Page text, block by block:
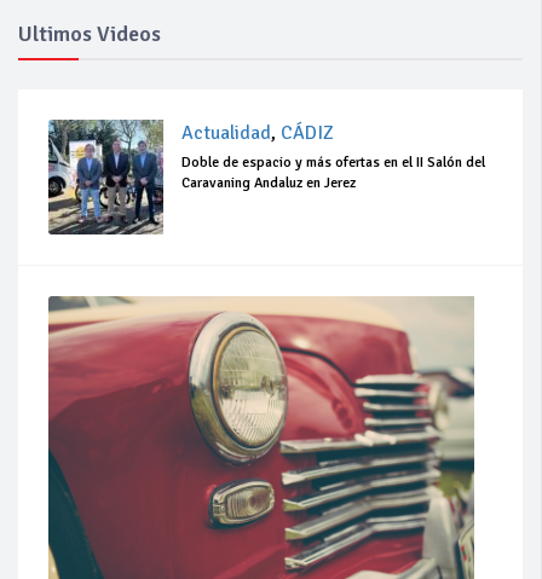
Ultimos Videos
Actualidad, CÁDIZ
Doble de espacio y más ofertas en el II Salón del
Caravaning Andaluz en Jerez